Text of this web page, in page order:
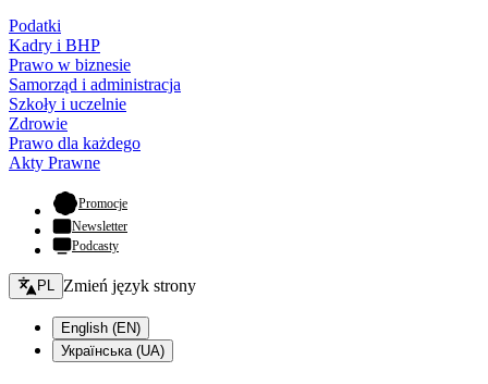
Podatki
Kadry i BHP
Prawo w biznesie
Samorząd i administracja
Szkoły i uczelnie
Zdrowie
Prawo dla każdego
Akty Prawne
Promocje- otwiera się w nowej karcie
Newsletter
Podcasty
Zmień język - bieżący:
PL Zmień język strony
English (EN)
Українська (UA)